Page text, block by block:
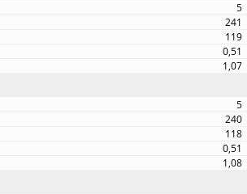
5
241
119
0,51
1,07
5
240
118
0,51
1,08